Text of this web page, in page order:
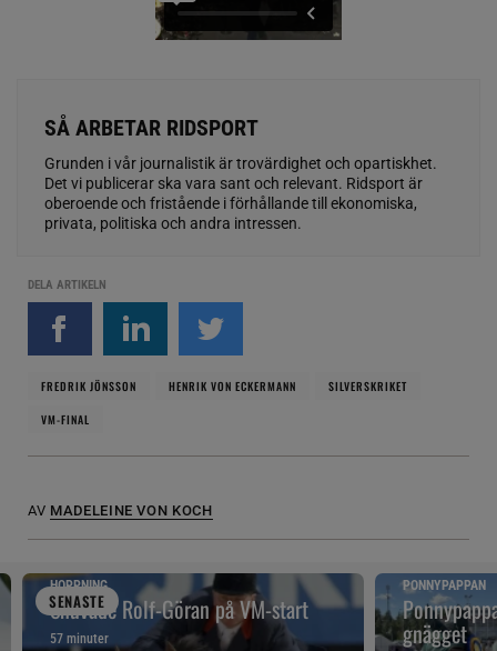
SÅ ARBETAR RIDSPORT
Grunden i vår journalistik är trovärdighet och opartiskhet.
Det vi publicerar ska vara sant och relevant. Ridsport är
oberoende och fristående i förhållande till ekonomiska,
privata, politiska och andra intressen.
DELA ARTIKELN
FREDRIK JÖNSSON HENRIK VON ECKERMANN
SILVERSKRIKET
VM-FINAL
AV MADELEINE VON KOCH
SENASTE
HOPPNING
Snuvade Rolf-Göran på VM-start
57 minuter
PONNYPAPPAN
gnägget